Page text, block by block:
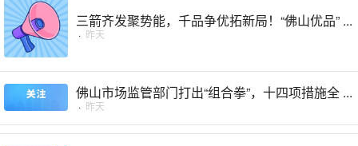
三箭齐发聚势能，千品争优拓新局！“佛山优品” ...
· 昨天
佛山市场监管部门打出“组合拳”，十四项措施全 ...
· 昨天